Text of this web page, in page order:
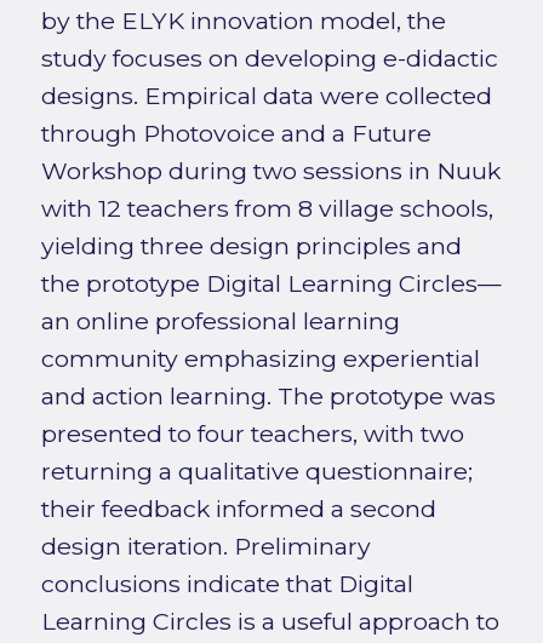
by the ELYK innovation model, the
study focuses on developing e-didactic
designs. Empirical data were collected
through Photovoice and a Future
Workshop during two sessions in Nuuk
with 12 teachers from 8 village schools,
yielding three design principles and
the prototype Digital Learning Circles—
an online professional learning
community emphasizing experiential
and action learning. The prototype was
presented to four teachers, with two
returning a qualitative questionnaire;
their feedback informed a second
design iteration. Preliminary
conclusions indicate that Digital
Learning Circles is a useful approach to